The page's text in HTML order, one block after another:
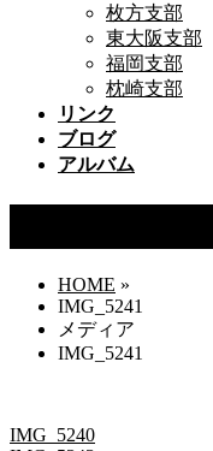
枚方支部
東大阪支部
福岡支部
枕崎支部
リンク
ブログ
アルバム
HOME »
IMG_5241
メディア
IMG_5241
IMG_5240